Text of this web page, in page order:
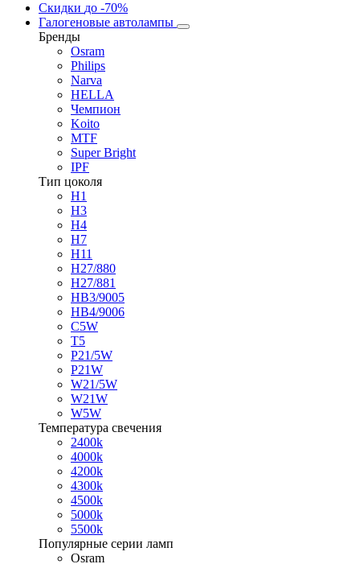
Скидки до -70%
Галогеновые автолампы
Бренды
Osram
Philips
Narva
HELLA
Чемпион
Koito
MTF
Super Bright
IPF
Тип цоколя
H1
H3
H4
H7
H11
H27/880
H27/881
HB3/9005
HB4/9006
C5W
T5
P21/5W
P21W
W21/5W
W21W
W5W
Температура свечения
2400k
4000k
4200k
4300k
4500k
5000k
5500k
Популярные серии ламп
Osram